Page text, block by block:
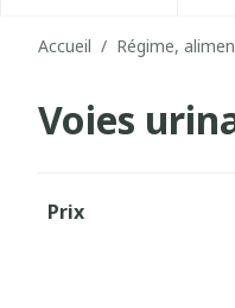
Accueil / Régime,
Voies
Prix